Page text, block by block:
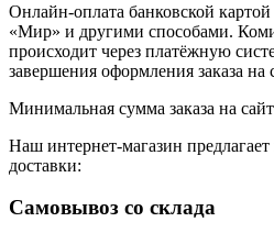
Онлайн-оплата банковской
«Мир» и другими способами.
происходит через платёжную
завершения оформления заказа на
Минимальная сумма заказа на
Наш интернет-магазин предлагает
доставки:
Самовывоз со склада